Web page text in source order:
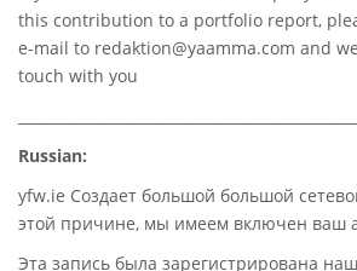
this contribution to a portfolio report,
e-mail to redaktion@yaamma.com and
touch with you
Russian:
yfw.ie Создает большой большой
этой причине, мы имеем включен ваш
Эта запись была зарегистрирована